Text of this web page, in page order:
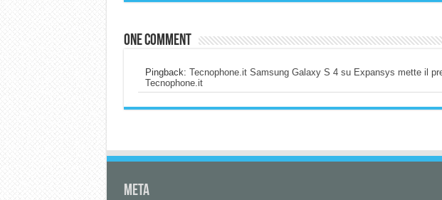
One comment
Pingback: Tecnophone.it Samsung Galaxy S 4 su Expansys mette il
Tecnophone.it
Meta